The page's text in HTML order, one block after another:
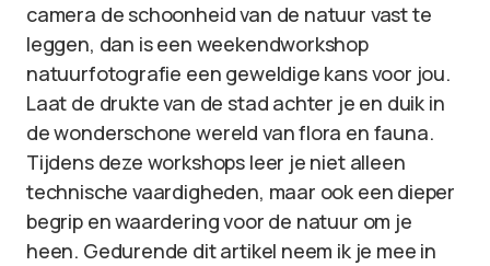
camera de schoonheid van de natuur vast te
leggen, dan is een weekendworkshop
natuurfotografie een geweldige kans voor jou.
Laat de drukte van de stad achter je en duik in
de wonderschone wereld van flora en fauna.
Tijdens deze workshops leer je niet alleen
technische vaardigheden, maar ook een dieper
begrip en waardering voor de natuur om je
heen. Gedurende dit artikel neem ik je mee in